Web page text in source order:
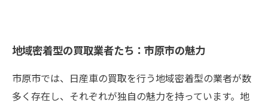
地域密着型の買取業者たち：市原市の魅力
市原市では、日産車の買取を行う地域密着型の業者が数
多く存在し、それぞれが独自の魅力を持っています。地